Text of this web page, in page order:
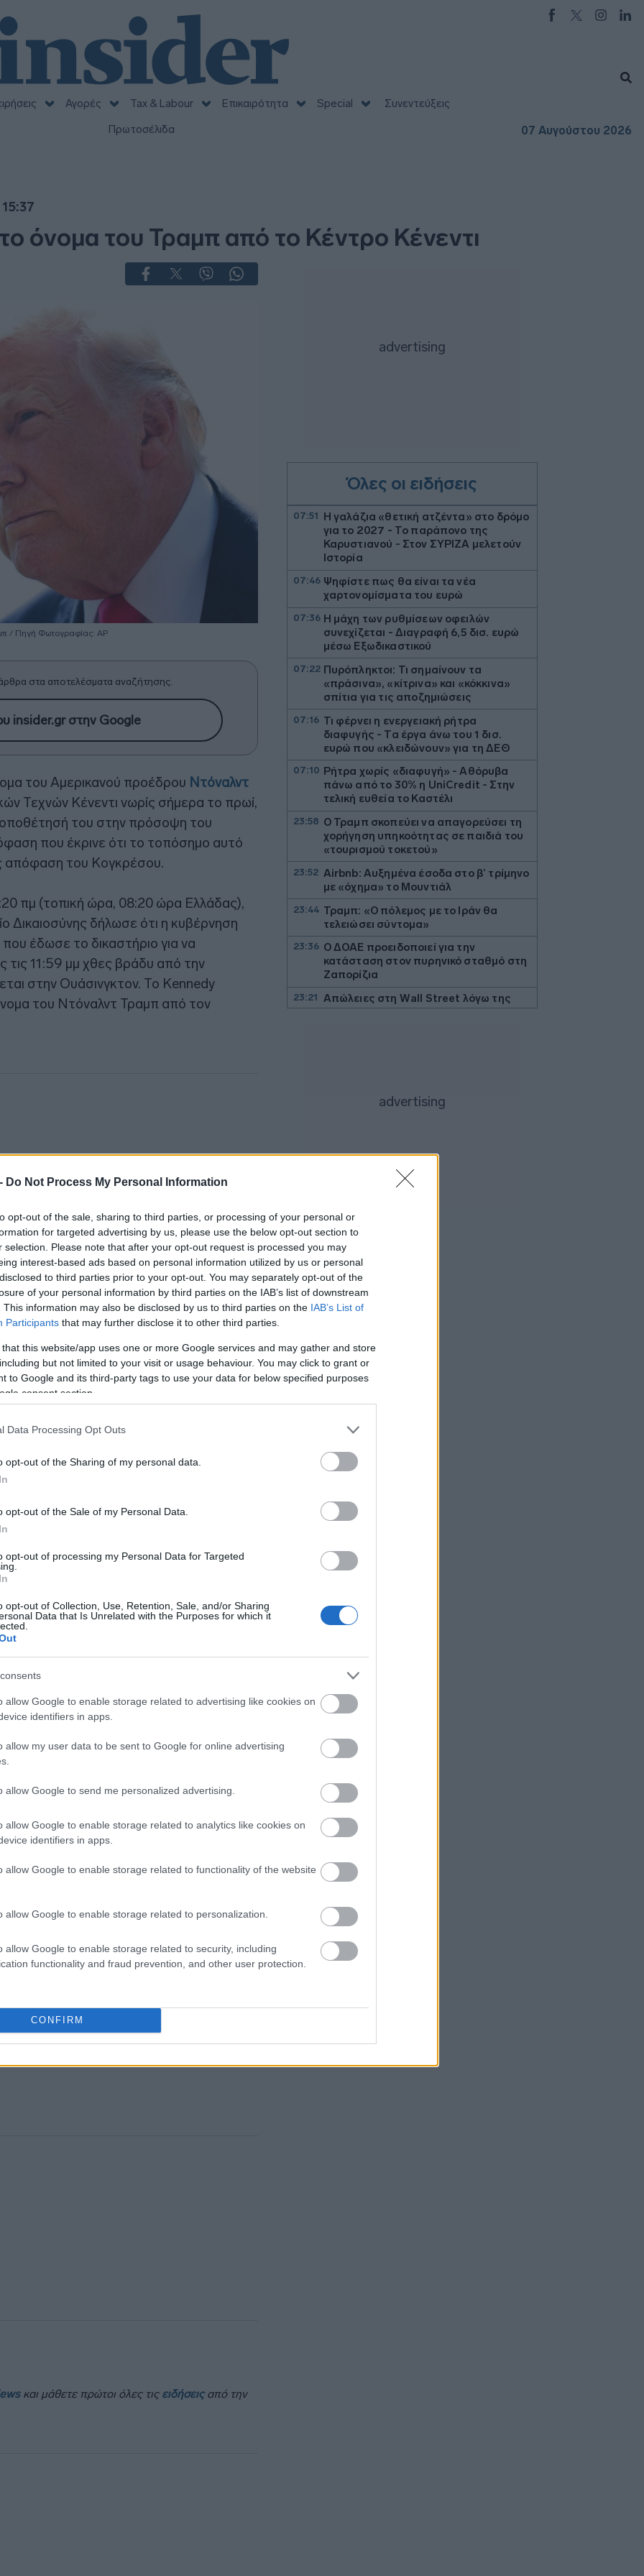
Do Not Process My Personal Information
opt-out of the sale, sharing to third parties, or processing of your personal or
for targeted advertising by us, please use the below opt-out section to
selection. Please note that after your opt-out request is processed you may
interest-based ads based on personal information utilized by us or personal
to third parties prior to your opt-out. You may separately opt-out of the
of your personal information by third parties on the IAB’s list of downstream
This information may also be disclosed by us to third parties on the IAB’s List of
Participants that may further disclose it to other third parties.
that this website/app uses one or more Google services and may gather and store
but not limited to your visit or usage behaviour. You may click to grant or
to Google and its third-party tags to use your data for below specified purposes
consent section.
Data Processing Opt Outs
opt-out of the Sharing of my personal data.
opt-out of the Sale of my Personal Data.
opt-out of processing my Personal Data for Targeted
opt-out of Collection, Use, Retention, Sale, and/or Sharing
Data that Is Unrelated with the Purposes for which it
allow Google to enable storage related to advertising like cookies on
identifiers in apps.
allow my user data to be sent to Google for online advertising
allow Google to send me personalized advertising.
allow Google to enable storage related to analytics like cookies on
identifiers in apps.
allow Google to enable storage related to functionality of the website
allow Google to enable storage related to personalization.
allow Google to enable storage related to security, including
functionality and fraud prevention, and other user protection.
CONFIRM
Αγορές Tax & Labour Επικαιρότητα Special
Συνεντεύξεις
Πρωτοσέλιδα
07 Αυγούστου 2026
όνομα του Τραμπ από το Κέντρο Κένεντι
/ Πηγή Φωτογραφίας: ΑΡ
στα αποτελέσματα αναζήτησης.
insider.gr στην Google
του Αμερικανού προέδρου Ντόναλντ
Τεχνών Κένεντι νωρίς σήμερα το πρωί,
του στην πρόσοψη του
που έκρινε ότι το τοπόσημο αυτό
απόφαση του Κογκρέσου.
πμ (τοπική ώρα, 08:20 ώρα Ελλάδας),
Δικαιοσύνης δήλωσε ότι η κυβέρνηση
έδωσε το δικαστήριο για να
τις 11:59 μμ χθες βράδυ από την
στην Ουάσινγκτον. Το Kennedy
του Ντόναλντ Τραμπ από τον
to remove President Trump’s
Center on Friday.
an emergency request from the
Trump's name remain
leaving in place a Friday
r2MOIEpQKL
June 13, 2026
του οποίου πρόεδρος είναι ο Τραμπ,
σε «The Donald J. Trump and The John
Performing Arts» τον Δεκέμβριο. Οι
του Τραμπ στο κτίριο ξεκίνησαν
μνημείο προς τιμήν του
Τζον Φ. Κένεντι.
και μάθετε πρώτοι όλες τις ειδήσειςαπό την
Όλες οι ειδήσεις
07:51
Η γαλάζια «θετική ατζέντα» στο δρόμο
για το 2027 - Το παράπονο της
Καρυστιανού - Στον ΣΥΡΙΖΑ μελετούν
Ιστορία
07:46 Ψηφίστε πως θα είναι τα νέα
χαρτονομίσματα του ευρώ
07:36 Η μάχη των ρυθμίσεων οφειλών
συνεχίζεται - Διαγραφή 6,5 δισ. ευρώ
μέσω Εξωδικαστικού
07:22 Πυρόπληκτοι: Τι σημαίνουν τα
«πράσινα», «κίτρινα» και «κόκκινα»
σπίτια για τις αποζημιώσεις
07:16 Τι φέρνει η ενεργειακή ρήτρα
διαφυγής - Τα έργα άνω του 1 δισ.
ευρώ που «κλειδώνουν» για τη ΔΕΘ
07:10 Ρήτρα χωρίς «διαφυγή» - Αθόρυβα
πάνω από το 30% η UniCredit - Στην
τελική ευθεία το Καστέλι
23:58 Ο Τραμπ σκοπεύει να απαγορεύσει τη
χορήγηση υπηκοότητας σε παιδιά του
«τουρισμού τοκετού»
23:52 Airbnb: Αυξημένα έσοδα στο β’ τρίμηνο
με «όχημα» το Μουντιάλ
23:44 Τραμπ: «Ο πόλεμος με το Ιράν θα
τελειώσει σύντομα»
23:36 Ο ΔΟΑΕ προειδοποιεί για την
κατάσταση στον πυρηνικό σταθμό στη
Ζαπορίζια
23:21 Απώλειες στη Wall Street λόγω της
αβεβαιότητας για το Ορμούζ
στρέφονται στην ανάπτυξη - Ποια
AfD, επτά μονάδες μπροστά από το
Πτώση για τον χρυσό μετά το υψηλό
22:10
Η Ρωσία έπληξε κόμβο εφοδιασμού
στην περιοχή του Κιέβου με drones
21:52
«Η Βόρεια Κορέα εκτόξευσε βαλλιστικό
πύραυλο μικρού βεληνεκούς», λέει η
Σεούλ
21:37 Η ελληνική startup Omilia άντλησε 67
21:15
Άνοιξε το myBusinessSupport για τις
επιχειρήσεις της Σαμοθράκης
Ο Τραμπ δηλώνει «πολύ
Χέγκσεθ στο υπουργείο Άμυνας
Βιοτέρ: Στο Πρωτοδικείο Αθηνών η
συμφωνία εξυγίανσης
καθώς το Ιράν εξετάζει περιορισμούς
στο Ορμούζ
μήκος του ΒΟΑΚ»
58 νεκροί
Fars: Το Ιράν εξετάζει νομοσχέδιο για
ΗΠΑ και Ισραήλ από το Ορμούζ
Επένδυση 6,3 δισ. δολαρίων από ΗΑΕ
για data center τεχνητής νοημοσύνης
στην Ιαπωνία
πραγματοποίησαν 10 παραβάσεις και
17 παραβιάσεις στο Αιγαίο
Ο Ζελένσκι θα επισκεφθεί τη Σερβία
για πρώτη φορά από την έναρξη του
19:55
Ξεκινούν τα δοκιμαστικά δρομολόγια
Θεσσαλονίκης προς την Καλαμαριά
Ο ΟΤΕ στους δείκτες FTSE4Good για